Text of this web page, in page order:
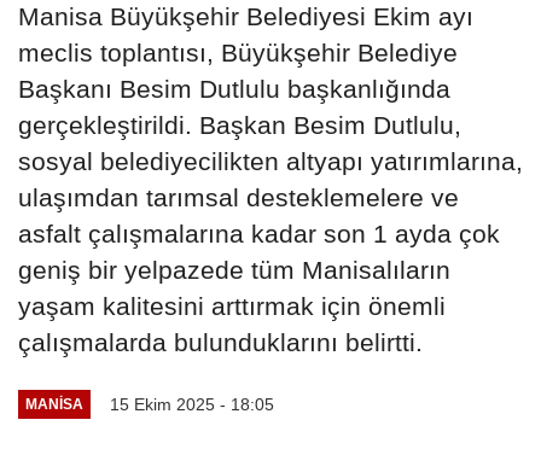
Manisa Büyükşehir Belediyesi Ekim ayı
meclis toplantısı, Büyükşehir Belediye
Başkanı Besim Dutlulu başkanlığında
gerçekleştirildi. Başkan Besim Dutlulu,
sosyal belediyecilikten altyapı yatırımlarına,
ulaşımdan tarımsal desteklemelere ve
asfalt çalışmalarına kadar son 1 ayda çok
geniş bir yelpazede tüm Manisalıların
yaşam kalitesini arttırmak için önemli
çalışmalarda bulunduklarını belirtti.
MANİSA 15 Ekim 2025 - 18:05